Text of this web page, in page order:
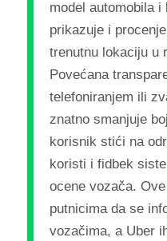
model automobila
prikazuje i
trenutnu lokaciju u
Povećana
telefoniranjem ili
znatno smanjuje
korisnik stići na
koristi i fidbek
ocene vozača.
putnicima da se
vozačima, a Uber